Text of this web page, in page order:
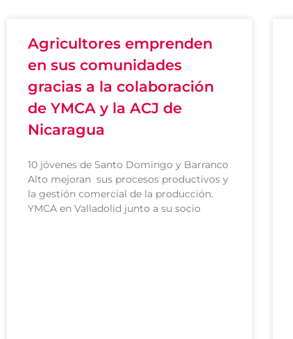
Agricultores emprenden
en sus comunidades
gracias a la colaboración
de YMCA y la ACJ de
Nicaragua
10 jóvenes de Santo Domingo y Barranco
Alto mejoran sus procesos productivos y
la gestión comercial de la producción.
YMCA en Valladolid junto a su socio